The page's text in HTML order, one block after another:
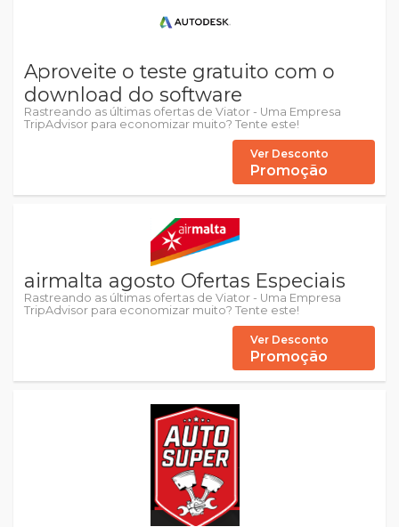
Aproveite o teste gratuito com o
download do software
Rastreando as últimas ofertas de Viator - Uma Empresa
TripAdvisor para economizar muito? Tente este!
Ver Desconto
Promoção
airmalta agosto Ofertas Especiais
Rastreando as últimas ofertas de Viator - Uma Empresa
TripAdvisor para economizar muito? Tente este!
Ver Desconto
Promoção